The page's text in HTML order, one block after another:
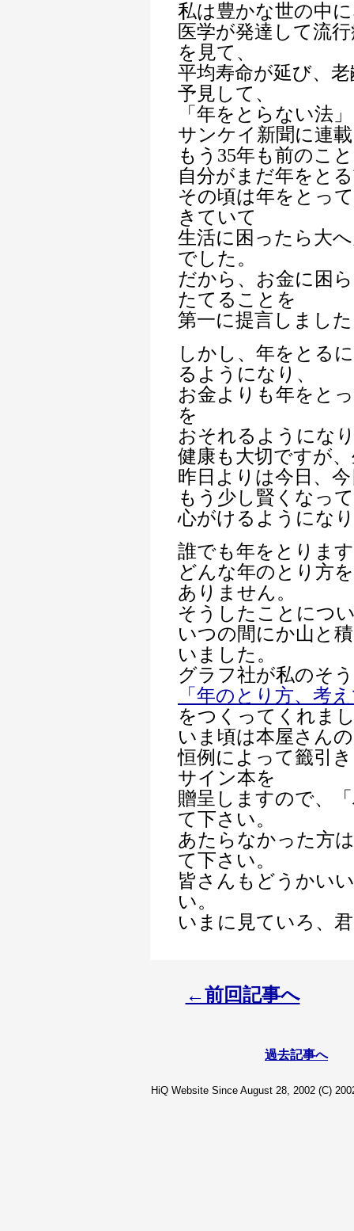
私は豊かな世の中
医学が発達して流
を見て、
平均寿命が延び、
予見して、
「年をとらない法
サンケイ新聞に連
もう35年も前のこ
自分がまだ年をと
その頃は年をとっ
きていて
生活に困ったら大
でした。
だから、お金に困
たてることを
第一に提言しまし
しかし、年をとる
るようになり、
お金よりも年をと
を
おそれるようにな
健康も大切ですが
昨日よりは今日、
もう少し賢くなっ
心がけるようにな
誰でも年をとりま
どんな年のとり方
ありません。
そうしたことにつ
いつの間にか山と
いました。
グラフ社が私のそ
「年のとり方、考
をつくってくれま
いま頃は本屋さん
恒例によって籤引
サイン本を
贈呈しますので、
て下さい。
あたらなかった方
て下さい。
皆さんもどうかい
い。
いまに見ていろ、
←前回記事へ
過去記事へ
HiQ Website Since August 28, 2002 (C)